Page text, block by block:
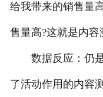
给我带来的销售量
售量高?这就是内容
数据反应：仍是
了活动作用的内容